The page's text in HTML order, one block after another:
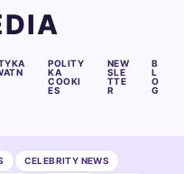
POLITY
KA
COOKI
ES
NEW
SLE
TTE
R
B
L
O
G
CELEBRITY NEWS